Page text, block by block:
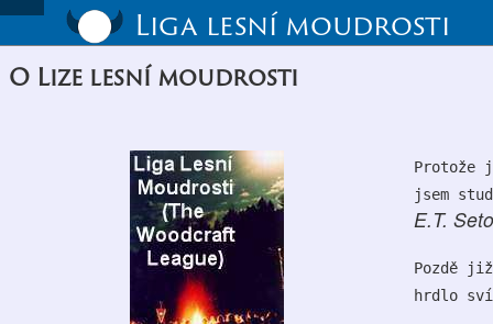
Liga lesní moudrosti
O Lize lesní moudrosti
Protože
jsem
E.T.
Pozdě
hrdlo